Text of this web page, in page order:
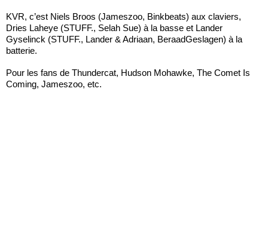
KVR, c’est Niels Broos (Jameszoo, Binkbeats) aux claviers,
Dries Laheye (STUFF., Selah Sue) à la basse et Lander
Gyselinck (STUFF., Lander & Adriaan, BeraadGeslagen) à la
batterie.
Pour les fans de Thundercat, Hudson Mohawke, The Comet Is
Coming, Jameszoo, etc.